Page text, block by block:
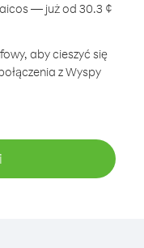
— już od 30.3 ¢
aby cieszyć się
z Wyspy